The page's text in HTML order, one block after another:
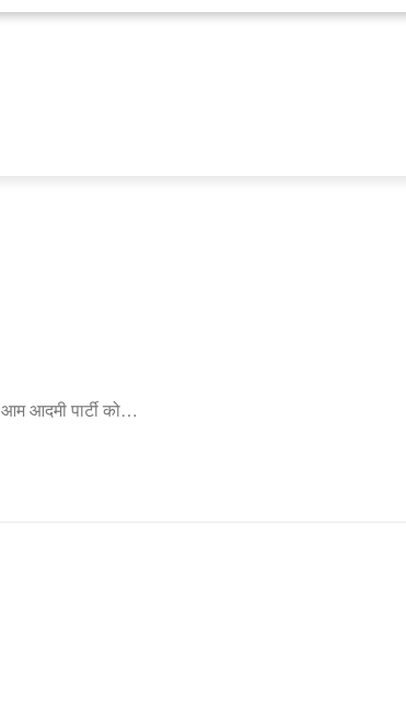
आदमी पार्टी को…